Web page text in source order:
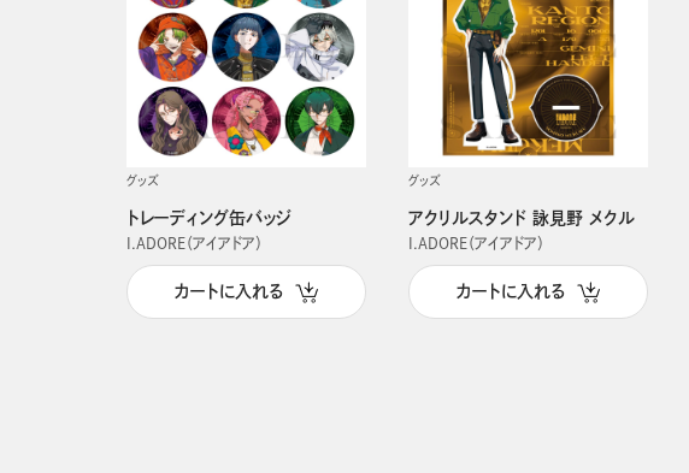
グッズ
トレーディング缶バッジ
I.ADORE（アイアドア）
カートに入れる
グッズ
アクリルスタンド 詠見野 メクル
I.ADORE（アイアドア）
カートに入れる